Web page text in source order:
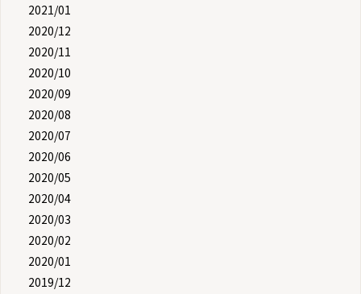
2021/01
2020/12
2020/11
2020/10
2020/09
2020/08
2020/07
2020/06
2020/05
2020/04
2020/03
2020/02
2020/01
2019/12